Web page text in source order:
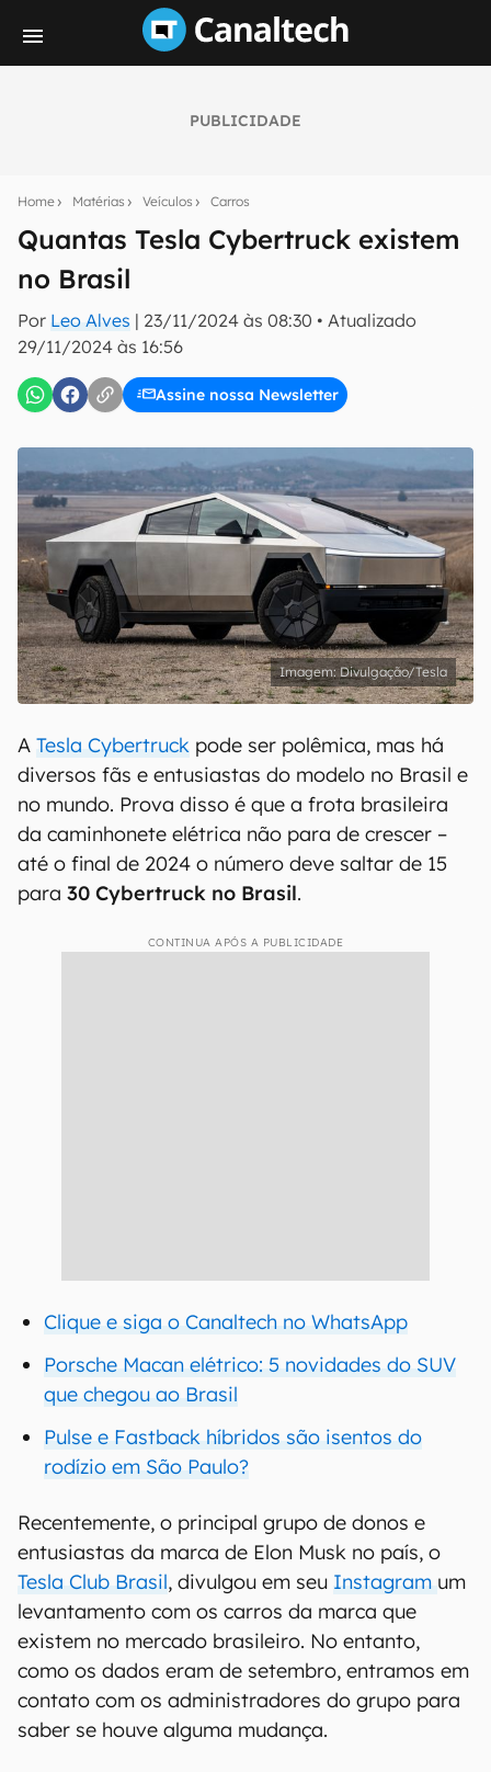
PUBLICIDADE
Home Matérias Veículos Carros
Quantas Tesla Cybertruck existem
no Brasil
Por Leo Alves | 23/11/2024 às 08:30 • Atualizado
29/11/2024 às 16:56
Assine nossa Newsletter
notícias e reviews sobre tecnologia em primeira
E-mail
Uso e Política de Privacidade do Canaltech.
Divulgação/Tesla
A Tesla Cybertruck pode ser polêmica, mas há
diversos fãs e entusiastas do modelo no Brasil e
no mundo. Prova disso é que a frota brasileira
da caminhonete elétrica não para de crescer –
até o final de 2024 o número deve saltar de 15
para 30 Cybertruck no Brasil.
CONTINUA APÓS A PUBLICIDADE
Clique e siga o Canaltech no WhatsApp
Porsche Macan elétrico: 5 novidades do SUV
que chegou ao Brasil
Pulse e Fastback híbridos são isentos do
rodízio em São Paulo?
Recentemente, o principal grupo de donos e
entusiastas da marca de Elon Musk no país, o
Tesla Club Brasil, divulgou em seu Instagram um
levantamento com os carros da marca que
existem no mercado brasileiro. No entanto,
como os dados eram de setembro, entramos em
contato com os administradores do grupo para
saber se houve alguma mudança.